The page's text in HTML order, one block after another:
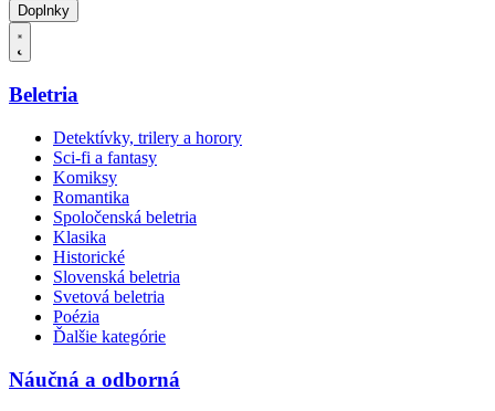
Doplnky
Beletria
Detektívky, trilery a horory
Sci-fi a fantasy
Komiksy
Romantika
Spoločenská beletria
Klasika
Historické
Slovenská beletria
Svetová beletria
Poézia
Ďalšie kategórie
Náučná a odborná